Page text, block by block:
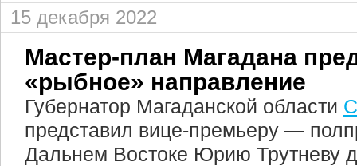
15 декабря 2022
Мастер-план Магадана
«рыбное» направление
Губернатор Магаданской области
представил вице-премьеру —
Дальнем Востоке Юрию Трутневу